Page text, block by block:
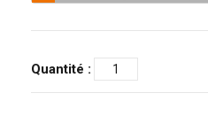
Quantité :